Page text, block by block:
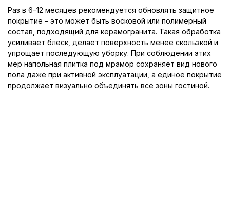
Раз в 6–12 месяцев рекомендуется обновлять защитное
покрытие – это может быть восковой или полимерный
состав, подходящий для керамогранита. Такая обработка
усиливает блеск, делает поверхность менее скользкой и
упрощает последующую уборку. При соблюдении этих
мер напольная плитка под мрамор сохраняет вид нового
пола даже при активной эксплуатации, а единое покрытие
продолжает визуально объединять все зоны гостиной.